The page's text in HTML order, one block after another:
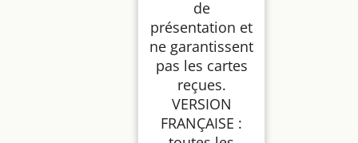
de
présentation et
ne garantissent
pas les cartes
reçues.
VERSION
FRANÇAISE :